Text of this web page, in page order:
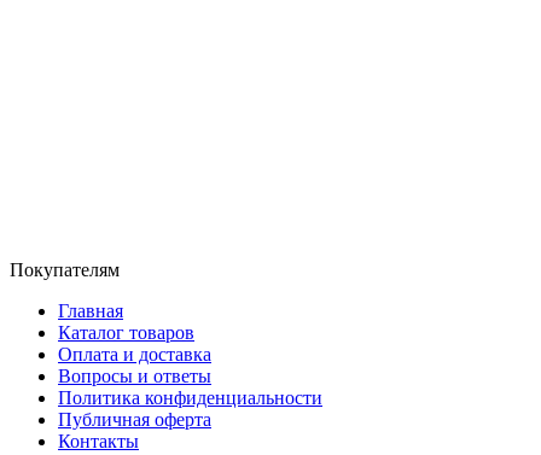
Покупателям
Главная
Каталог товаров
Оплата и доставка
Вопросы и ответы
Политика конфиденциальности
Публичная оферта
Контакты